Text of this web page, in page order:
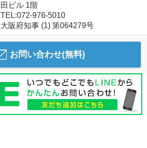
田ビル 1階
TEL:072-976-5010
大阪府知事 (1) 第064279号
お問い合わせ(無料)